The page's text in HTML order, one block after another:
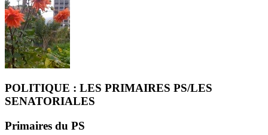
POLITIQUE : LES PRIMAIRES PS/LES
SENATORIALES
Primaires du PS